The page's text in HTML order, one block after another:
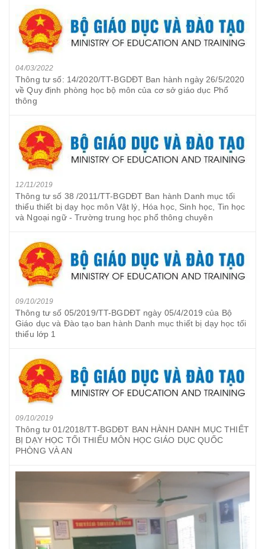
04/03/2022
Thông tư số: 14/2020/TT-BGDĐT Ban hành ngày 26/5/2020
về Quy định phòng học bộ môn của cơ sở giáo dục Phổ
thông
12/11/2019
Thông tư số 38 /2011/TT-BGDĐT Ban hành Danh mục tối
thiểu thiết bị dạy học môn Vật lý, Hóa học, Sinh học, Tin học
và Ngoại ngữ - Trường trung học phổ thông chuyên
09/10/2019
Thông tư số 05/2019/TT-BGDĐT ngày 05/4/2019 của Bộ
Giáo dục và Đào tạo ban hành Danh mục thiết bị dạy học tối
thiểu lớp 1
09/10/2019
Thông tư 01/2018/TT-BGDĐT BAN HÀNH DANH MỤC THIẾT
BỊ DẠY HỌC TỐI THIỂU MÔN HỌC GIÁO DỤC QUỐC
PHÒNG VÀ AN